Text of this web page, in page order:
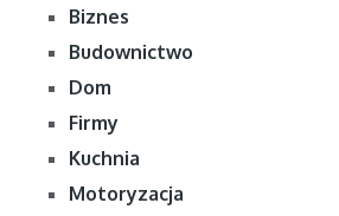
Biznes
Budownictwo
Dom
Firmy
Kuchnia
Motoryzacja